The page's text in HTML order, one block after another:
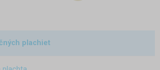
plachiet